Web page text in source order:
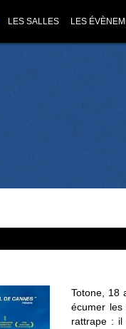
LES SALLES LES
Totone, 18
écumer
rattrape :